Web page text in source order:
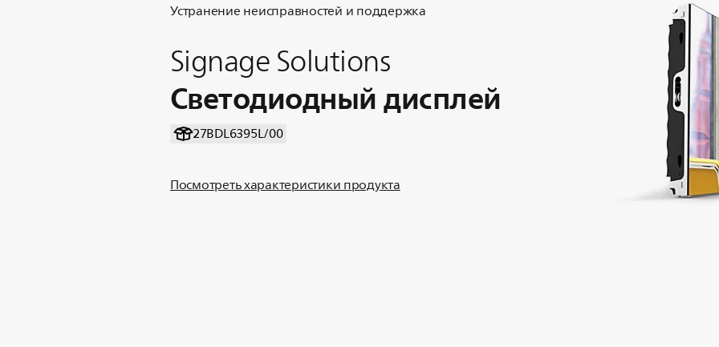
Устранение неисправностей и поддержка
Signage Solutions
Светодиодный дисплей
27BDL6395L/00
Посмотреть характеристики продукта